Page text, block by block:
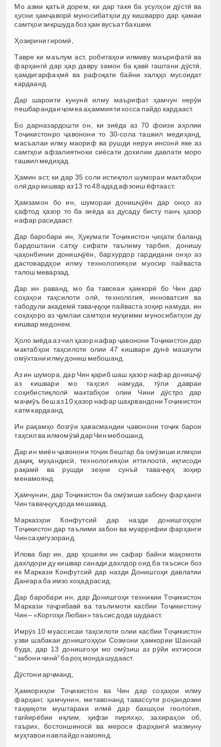
Мо азми қатъӣ дорем, ки дар такя ба усулҳои дӯстӣ ва
ҳусни ҳамҷаворӣ муносибатҳои ду кишварро дар ҳамаи
самтҳои зикршуда боз ҳам вусъат бахшем.
Ҳозирини гиромӣ,
Тавре ки маълум аст, робитаҳои илмиву маърифатӣ ва
фарҳангӣ дар ҳар давру замон ба қавӣ гаштани дӯстӣ,
ҳамдигарфаҳмӣ ва рафоқати байни халқҳо мусоидат
кардаанд.
Дар шароити кунунӣ илму маърифат ҳамчун нерӯи
пешбарандаи ҷомеа аҳаммияти хосса пайдо кардааст.
Бо дарназардошти он, ки зиёда аз 70 фоизи аҳолии
Тоҷикистонро ҷавонони то 30-сола ташкил медиҳанд,
масъалаи илму маориф ва рушди неруи инсонӣ яке аз
самтҳои афзалиятноки сиёсати дохилии давлати моро
ташкил медиҳад.
Ҳамин аст, ки дар 35 соли истиқлол шумораи мактабҳои
олӣ дар кишвар аз 13 то 48 адад афзоиш ёфтааст.
Ҳамзамон бо ин, шумораи донишҷӯён дар онҳо аз
ҳафтод ҳазор то ба зиёда аз дусаду бисту панҷ ҳазор
нафар расидааст.
Дар баробари ин, Ҳукумати Тоҷикистон ҷиҳати баланд
бардоштани сатҳу сифати таълиму тарбия, донишу
ҷаҳонбинии донишҷӯён, бархурдор гардидани онҳо аз
дастовардҳои илму технологияҳои муосир пайваста
талош меварзад.
Дар ин раванд, мо ба тавсеаи ҳамкорӣ бо Чин дар
соҳаҳои таҳсилоти олӣ, технология, инноватсия ва
табодули академӣ таваҷҷуҳи пайваста зоҳир намуда, ин
соҳаҳоро аз ҷумлаи самтҳои муҳимми муносибатҳои ду
кишвар медонем.
Ҳоло зиёда аз чил ҳазор нафар ҷавонони Тоҷикистон дар
мактабҳои таҳсилоти олии 47 кишвари дунё машғули
омӯхтани илму дониш мебошанд.
Аз ин шумора, дар Чин қариб шаш ҳазор нафар донишҷӯ
аз кишвари мо таҳсил намуда, тӯли давраи
соҳибистиқлолӣ мактабҳои олии Чини дӯстро дар
маҷмӯъ беш аз 10 ҳазор нафар шаҳрвандони Тоҷикистон
хатм кардаанд.
Ин рақамҳо бозгӯи ҳавасмандии ҷавонони тоҷик барои
таҳсил ва илмомӯзӣ дар Чин мебошанд.
Дар ин миён ҷавонони тоҷик бештар ба омӯзиши илмҳои
дақиқ, муҳандисӣ, технологияҳои иттилоотӣ, иқтисоди
рақамӣ ва рушди зеҳни сунъӣ таваҷҷуҳ зоҳир
менамоянд.
Ҳамчунин, дар Тоҷикистон ба омӯзиши забону фарҳанги
Чин таваҷҷуҳ дода мешавад.
Марказҳои Конфутсий дар назди донишгоҳҳои
Тоҷикистон дар таълими забон ва муаррифии фарҳанги
Чин саҳмгузоранд.
Илова бар ин, дар ҳошияи ин сафар байни мақомоти
дахлдори ду кишвар санади дахлдор оид ба таъсиси боз
як Маркази Конфутсий дар назди Донишгоҳи давлатии
Данғара ба имзо хоҳад расид.
Дар баробари ин, дар Донишгоҳи техникии Тоҷикистон
Маркази таҷрибавӣ ва таълимоти касбии Тоҷикистону
Чин – «Коргоҳи Любан» таъсис дода шудааст.
Имрӯз 10 муассисаи таҳсилоти олии касбии Тоҷикистон
узви шабакаи донишгоҳҳои Созмони ҳамкории Шанхай
буда, дар 13 донишгоҳи мо омӯзиш аз рӯйи ихтисоси
“забони чинӣ” ба роҳ монда шудааст.
Дӯстони арҷманд,
Ҳамкориҳои Тоҷикистон ва Чин дар соҳаҳои илму
фарҳанг, ҳамчунин, метавонанд тавассути роҳандозии
таҳқиқоти муштараки илмӣ дар бахшҳои геология,
тағйирёбии иқлим, ҳифзи пиряхҳо, захираҳои об,
таърих, бостоншиносӣ ва мероси фарҳангӣ мазмуну
муҳтавои нав пайдо намоянд.